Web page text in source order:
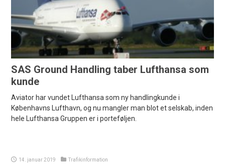
SAS Ground Handling taber Lufthansa som
kunde
Aviator har vundet Lufthansa som ny handlingkunde i
Københavns Lufthavn, og nu mangler man blot et selskab, inden
hele Lufthansa Gruppen er i porteføljen.
14. januar 2019 Trafikinformation